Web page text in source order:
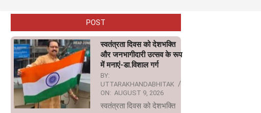
POST
स्वतंत्रता दिवस को देशभक्ति
और जनभागीदारी उत्सव के रूप
में मनाएं-डा.विशाल गर्ग
BY:
UTTARAKHANDABHITAK
ON: AUGUST 9, 2026
स्वतंत्रता दिवस को देशभक्ति